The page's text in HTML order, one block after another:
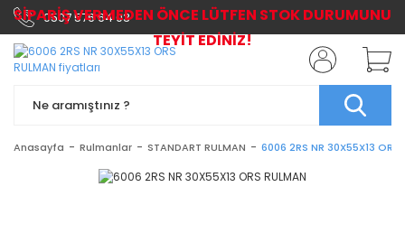
0507 576 64 03
Anasayfa Rulmanlar STANDART RULMAN 6006 2RS NR 30X55X13 ORS
SİPARİŞ VERMEDEN ÖNCE LÜTFEN STOK DURUMUNU
TEYİT EDİNİZ!